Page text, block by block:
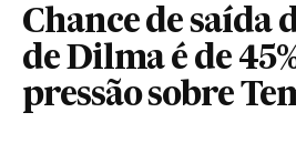
Chance de saída
de Dilma é de
pressão sobre